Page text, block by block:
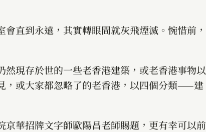
直到永遠，其實轉眼間就灰飛煙滅。惋惜前，
現存於世的一些老香港建築，或老香港事物以
，或大家都忽略了的老香港，以四個分類——建
華招牌文字師歐陽昌老師賜題，更有幸可以前